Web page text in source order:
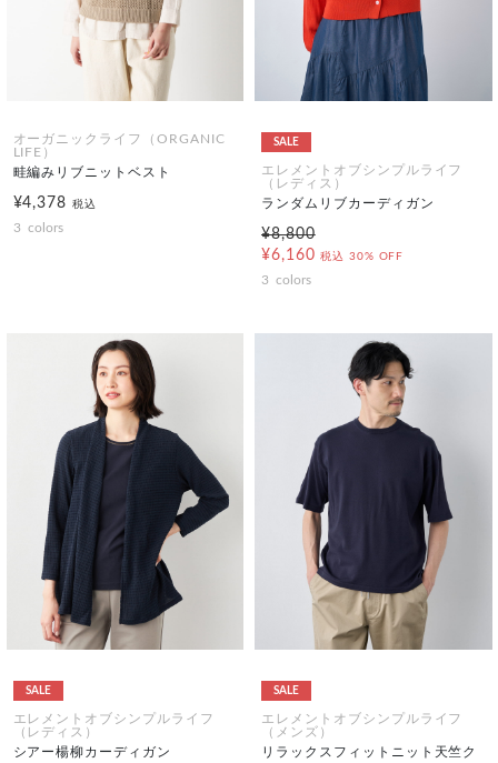
オーガニックライフ（ORGANIC
LIFE）
畦編みリブニットベスト
¥4,378税込
3 colors
SALE
エレメントオブシンプルライフ
（レディス）
ランダムリブカーディガン
¥8,800
¥6,160 税込 30% OFF
3 colors
SALE
エレメントオブシンプルライフ
（レディス）
シアー楊柳カーディガン
SALE
エレメントオブシンプルライフ
（メンズ）
リラックスフィットニット天竺ク